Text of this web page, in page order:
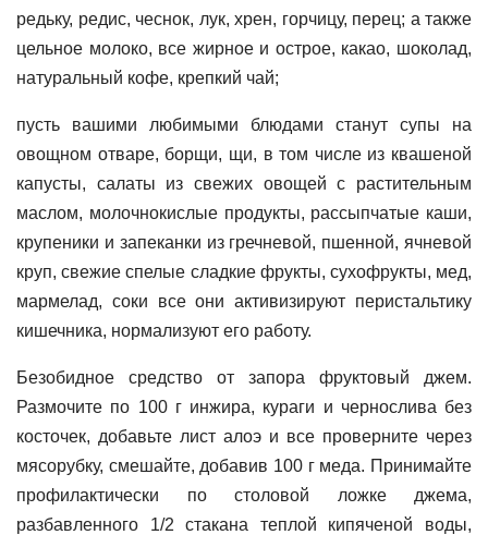
редьку, редис, чеснок, лук, хрен, горчицу, перец; а также
цельное молоко, все жирное и острое, какао, шоколад,
натуральный кофе, крепкий чай;
пусть вашими любимыми блюдами станут супы на
овощном отваре, борщи, щи, в том числе из квашеной
капусты, салаты из свежих овощей с растительным
маслом, молочнокислые продукты, рассыпчатые каши,
крупеники и запеканки из гречневой, пшенной, ячневой
круп, свежие спелые сладкие фрукты, сухофрукты, мед,
мармелад, соки все они активизируют перистальтику
кишечника, нормализуют его работу.
Безобидное средство от запора фруктовый джем.
Размочите по 100 г инжира, кураги и чернослива без
косточек, добавьте лист алоэ и все проверните через
мясорубку, смешайте, добавив 100 г меда. Принимайте
профилактически по столовой ложке джема,
разбавленного 1/2 стакана теплой кипяченой воды,